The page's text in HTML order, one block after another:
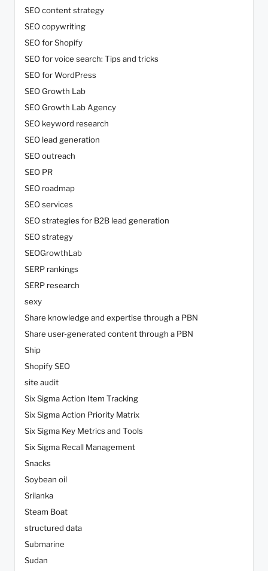
SEO content strategy
SEO copywriting
SEO for Shopify
SEO for voice search: Tips and tricks
SEO for WordPress
SEO Growth Lab
SEO Growth Lab Agency
SEO keyword research
SEO lead generation
SEO outreach
SEO PR
SEO roadmap
SEO services
SEO strategies for B2B lead generation
SEO strategy
SEOGrowthLab
SERP rankings
SERP research
sexy
Share knowledge and expertise through a PBN
Share user-generated content through a PBN
Ship
Shopify SEO
site audit
Six Sigma Action Item Tracking
Six Sigma Action Priority Matrix
Six Sigma Key Metrics and Tools
Six Sigma Recall Management
Snacks
Soybean oil
Srilanka
Steam Boat
structured data
Submarine
Sudan